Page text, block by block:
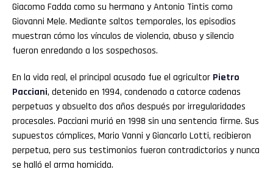
Giacomo Fadda como su hermano y Antonio Tintis como
Giovanni Mele. Mediante saltos temporales, los episodios
muestran cómo los vínculos de violencia, abuso y silencio
fueron enredando a los sospechosos.
En la vida real, el principal acusado fue el agricultor Pietro
Pacciani, detenido en 1994, condenado a catorce cadenas
perpetuas y absuelto dos años después por irregularidades
procesales. Pacciani murió en 1998 sin una sentencia firme. Sus
supuestos cómplices, Mario Vanni y Giancarlo Lotti, recibieron
perpetua, pero sus testimonios fueron contradictorios y nunca
se halló el arma homicida.